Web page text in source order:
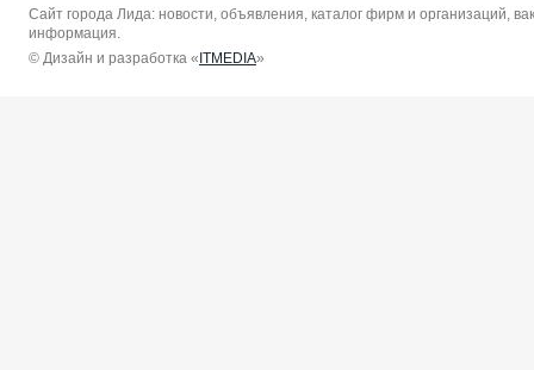
Сайт города Лида: новости, объявления, каталог фирм и организаций,
информация.
© Дизайн и разработка «ITMEDIA»